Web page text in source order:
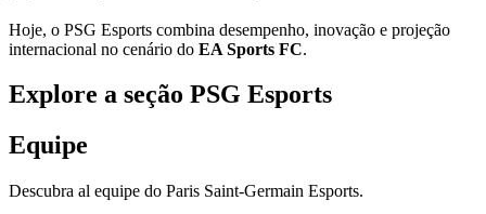
Hoje, o PSG Esports combina desempenho, inovação e projeção
internacional no cenário do EA Sports FC.
Explore a seção PSG Esports
Equipe
Descubra al equipe do Paris Saint-Germain Esports.